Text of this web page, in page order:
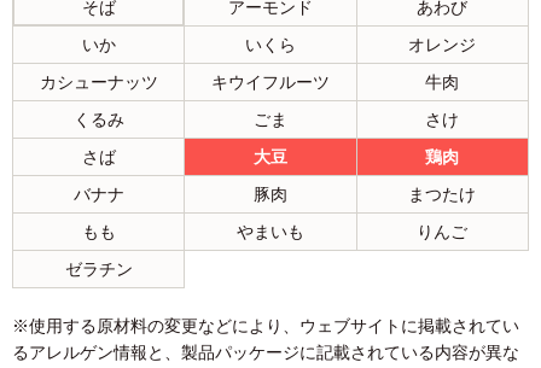
そば
アーモンド
あわび
いか
いくら
オレンジ
カシューナッツ
キウイフルーツ
牛肉
くるみ
ごま
さけ
さば
大豆
鶏肉
バナナ
豚肉
まつたけ
もも
やまいも
りんご
ゼラチン
※使用する原材料の変更などにより、ウェブサイトに掲載されてい
るアレルゲン情報と、製品パッケージに記載されている内容が異な